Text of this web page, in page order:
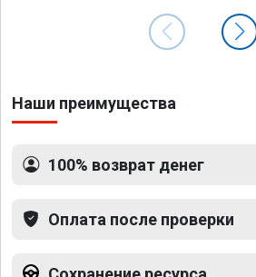
Наши преимущества
100% возврат денег
Оплата после проверки